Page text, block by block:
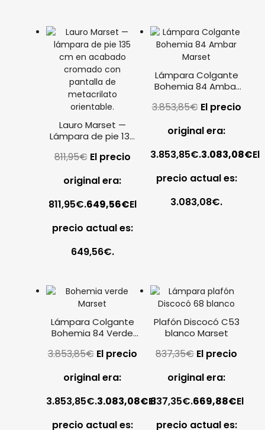
Lauro Marset —
Lámpara de pie 135
811,95€ El precio
original era:
811,95€.649,56€El
precio actual es:
649,56€.
Lámpara Colgante
Bohemia 84 Ambar
3.853,85€ El precio
original era:
3.853,85€.3.083,08€El
precio actual es:
3.083,08€.
Lámpara Colgante
Bohemia 84 Verde
3.853,85€ El precio
original era:
3.853,85€.3.083,08€El
precio actual es:
Plafón Discocó C53
blanco Marset
837,35€ El precio
original era:
837,35€.669,88€El
precio actual es: